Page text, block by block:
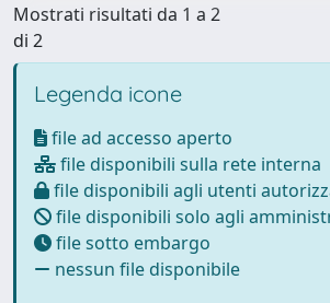
Mostrati risultati da 1 a 2
di 2
Legenda icone
file ad accesso aperto
file disponibili sulla rete interna
file disponibili agli utenti
file disponibili solo agli
file sotto embargo
nessun file disponibile